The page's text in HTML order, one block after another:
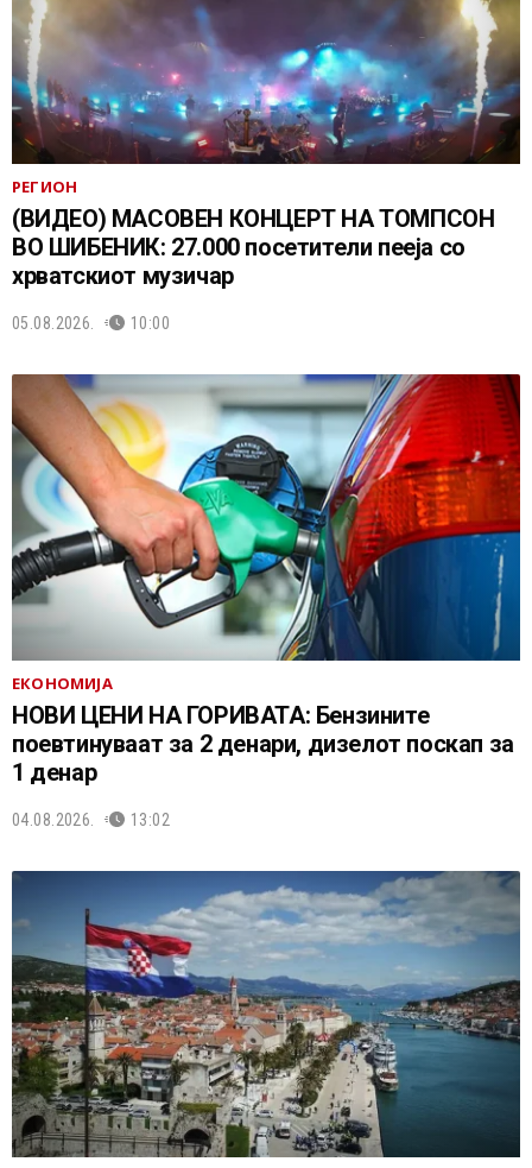
РЕГИОН
(ВИДЕО) МАСОВЕН КОНЦЕРТ НА ТОМПСОН
ВО ШИБЕНИК: 27.000 посетители пееја со
хрватскиот музичар
05.08.2026. 10:00
ЕКОНОМИЈА
НОВИ ЦЕНИ НА ГОРИВАТА: Бензините
поевтинуваат за 2 денари, дизелот поскап за
1 денар
04.08.2026. 13:02